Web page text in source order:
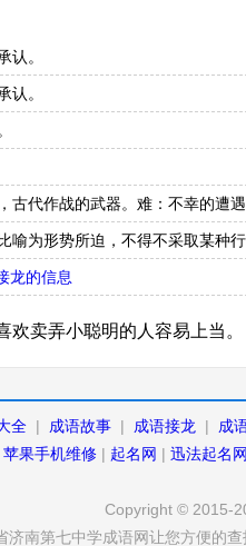
认。
认。
古代作战的武器。难：不幸的遭遇
喻为形势所迫，不得不采取某种行
龙的信息
欢卖弄小聪明的人容易上当。
全 | 成语故事 | 成语接龙 | 成
苹果手机维修 | 起名网 | 迅法起名网
Copyright © 2015-
济南第七中学成语网让您方便的